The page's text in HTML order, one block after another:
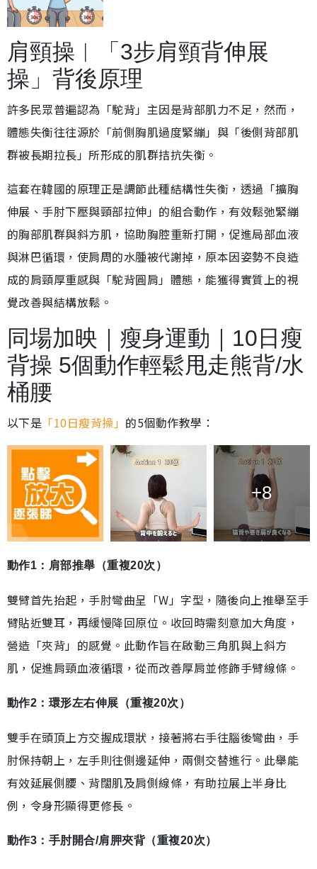
肩頸操︱「3步肩頸背伸展
操」背後原理
許多民眾普遍認為「駝背」主因是背部肌力不足，然而，
體態失衡往往源於「前側胸肌過度緊繃」與「後側背部肌
群被長期拉長」所形成的肌群拮抗失衡。
這套在韓國的原理正是調節此種結構性失衡，透過「擴胸
伸展、手肘下壓與頸部拉伸」的組合動作，有效鬆弛緊繃
的胸部肌群與斜方肌，協助胸腔重新打開，促進局部血液
與淋巴循環，使肩周的水腫被代謝掉，原本因姿勢不良造
成的肩頸厚重感與「駝背圓肩」體態，能獲得實質上的視
覺改善與結構放鬆。
同場加映｜瘦身運動｜10日瘦
背操 5個動作輕鬆甩走熊背/水
桶腰
以下是 「10日瘦背操」 的5個動作教學：
+8
動作1：肩部推舉（重複20次）
雙臂首先抬起，手肘彎曲呈「W」字型，隨後向上推舉至手
臂貼近雙耳，再緩慢降回原位。收回時需刻意加大角度，
營造「夾背」的感覺。此動作旨在啟動三角肌與上斜方
肌，促進肩頸血液循環，從而改善厚肩並修飾手臂線條。
動作2：環形左右伸展（重複20次）
雙手在頭頂上方交握成環狀，接著將右手往腦後彎曲，手
肘保持朝上，左手則往側邊延伸，兩側交替進行。此舉能
有效延展側腰、背闊肌及肩側線條，有助拉展上半身比
例，令身形顯得更修長。
動作3：手肘開合/肩胛夾背（重複20次）